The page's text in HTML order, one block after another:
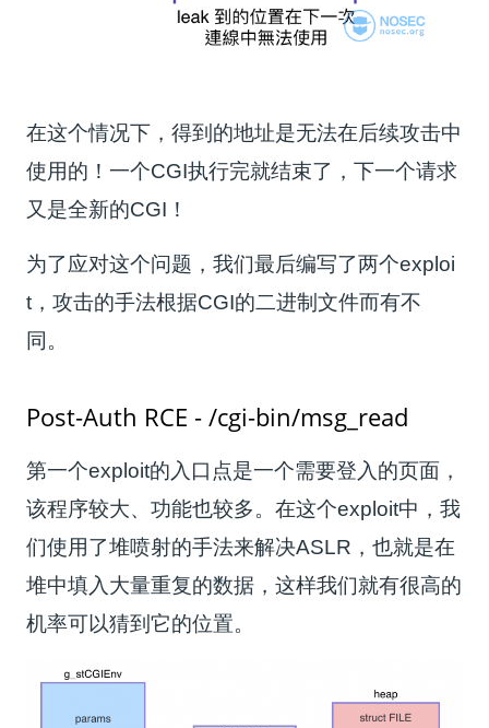
在这个情况下，得到的地址是无法在后续攻击中
使用的！一个CGI执行完就结束了，下一个请求
又是全新的CGI！
为了应对这个问题，我们最后编写了两个exploi
t，攻击的手法根据CGI的二进制文件而有不
同。
Post-Auth RCE - /cgi-bin/msg_read
第一个exploit的入口点是一个需要登入的页面，
该程序较大、功能也较多。在这个exploit中，我
们使用了堆喷射的手法来解决ASLR，也就是在
堆中填入大量重复的数据，这样我们就有很高的
机率可以猜到它的位置。